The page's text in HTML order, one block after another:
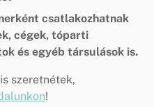
csatlakozhatnak
cégek, tóparti
és egyéb társulások is.
szeretnétek,
!